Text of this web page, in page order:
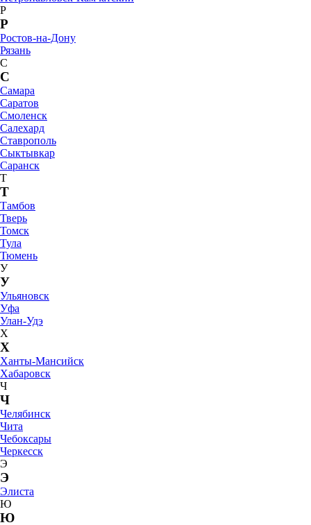
Р
Р
Ростов-на-Дону
Рязань
С
С
Самара
Саратов
Смоленск
Салехард
Ставрополь
Сыктывкар
Саранск
Т
Т
Тамбов
Тверь
Томск
Тула
Тюмень
У
У
Ульяновск
Уфа
Улан-Удэ
Х
Х
Ханты-Мансийск
Хабаровск
Ч
Ч
Челябинск
Чита
Чебоксары
Черкесск
Э
Э
Элиста
Ю
Ю